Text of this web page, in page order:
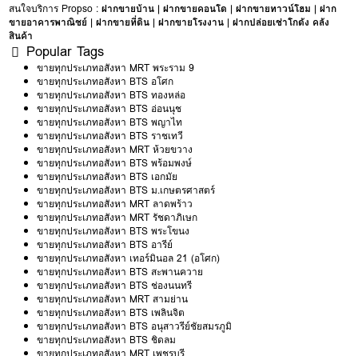
สนใจบริการ Propso :ฝากขายบ้าน |ฝากขายคอนโด |ฝากขายทาวน์โฮม |ฝาก
ขายอาคารพาณิชย์ |ฝากขายที่ดิน |ฝากขายโรงงาน |ฝากปล่อยเช่าโกดัง คลัง
สินค้า
Popular Tags
ขายทุกประเภทอสังหา MRT พระราม 9
ขายทุกประเภทอสังหา BTS อโศก
ขายทุกประเภทอสังหา BTS ทองหล่อ
ขายทุกประเภทอสังหา BTS อ่อนนุช
ขายทุกประเภทอสังหา BTS พญาไท
ขายทุกประเภทอสังหา BTS ราชเทวี
ขายทุกประเภทอสังหา MRT ห้วยขวาง
ขายทุกประเภทอสังหา BTS พร้อมพงษ์
ขายทุกประเภทอสังหา BTS เอกมัย
ขายทุกประเภทอสังหา BTS ม.เกษตรศาสตร์
ขายทุกประเภทอสังหา MRT ลาดพร้าว
ขายทุกประเภทอสังหา MRT รัชดาภิเษก
ขายทุกประเภทอสังหา BTS พระโขนง
ขายทุกประเภทอสังหา BTS อารีย์
ขายทุกประเภทอสังหา เทอร์มินอล 21 (อโศก)
ขายทุกประเภทอสังหา BTS สะพานควาย
ขายทุกประเภทอสังหา BTS ช่องนนทรี
ขายทุกประเภทอสังหา MRT สามย่าน
ขายทุกประเภทอสังหา BTS เพลินจิต
ขายทุกประเภทอสังหา BTS อนุสาวรีย์ชัยสมรภูมิ
ขายทุกประเภทอสังหา BTS ชิดลม